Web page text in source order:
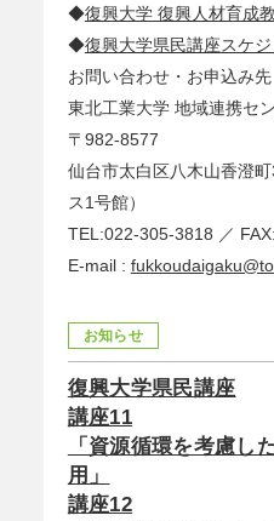
◆復興大学 復興人材育成
◆復興大学県民講座スケ
お問い合わせ・お申込み先
東北工業大学 地域連携セ
〒982-8577
仙台市太白区八木山香澄
ス1号館）
TEL:022-305-3818 ／
E-mail :
お知らせ
復興大学県民講座
講座11
「資源循環を考慮し
用」
講座12